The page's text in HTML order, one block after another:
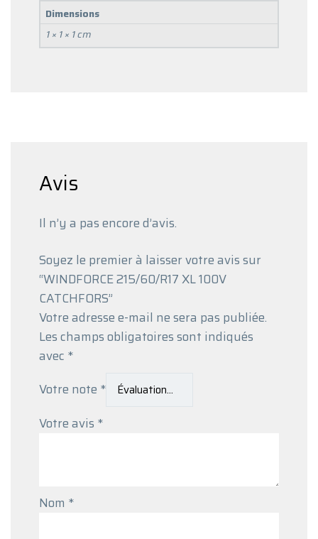
Dimensions
1 × 1 × 1 cm
Avis
Il n’y a pas encore d’avis.
Soyez le premier à laisser votre avis sur
“WINDFORCE 215/60/R17 XL 100V
CATCHFORS”
Votre adresse e-mail ne sera pas publiée.
Les champs obligatoires sont indiqués
avec *
Votre note *
Votre avis *
Nom *